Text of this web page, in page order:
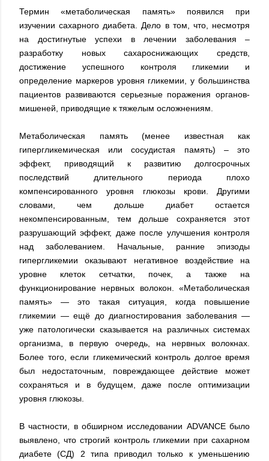
Термин «метаболическая память» появился при
изучении сахарного диабета. Дело в том, что, несмотря
на достигнутые успехи в лечении заболевания –
разработку новых сахароснижающих средств,
достижение успешного контроля гликемии и
определение маркеров уровня гликемии, у большинства
пациентов развиваются серьезные поражения органов-
мишеней, приводящие к тяжелым осложнениям.
Метаболическая память (менее известная как
гипергликемическая или сосудистая память) – это
эффект, приводящий к развитию долгосрочных
последствий длительного периода плохо
компенсированного уровня глюкозы крови. Другими
словами, чем дольше диабет остается
некомпенсированным, тем дольше сохраняется этот
разрушающий эффект, даже после улучшения контроля
над заболеванием. Начальные, ранние эпизоды
гипергликемии оказывают негативное воздействие на
уровне клеток сетчатки, почек, а также на
функционирование нервных волокон. «Метаболическая
память» — это такая ситуация, когда повышение
гликемии — ещё до диагностирования заболевания —
уже патологически сказывается на различных системах
организма, в первую очередь, на нервных волокнах.
Более того, если гликемический контроль долгое время
был недостаточным, повреждающее действие может
сохраняться и в будущем, даже после оптимизации
уровня глюкозы.
В частности, в обширном исследовании ADVANCE было
выявлено, что строгий контроль гликемии при сахарном
диабете (СД) 2 типа приводил только к уменьшению